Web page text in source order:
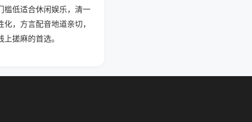
槛低适合休闲娱乐，清一
，方言配音地道亲切，
搓麻的首选。